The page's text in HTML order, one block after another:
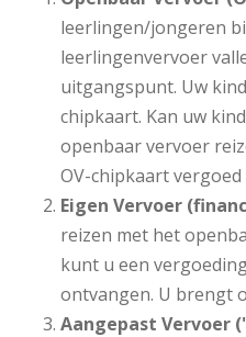
leerlingen/jongeren
leerlingenvervoer
uitgangspunt. Uw
chipkaart. Kan uw
openbaar vervoer
OV-chipkaart
Eigen Vervoer
reizen met het
kunt u een
ontvangen. U brengt
Aangepast Vervoer